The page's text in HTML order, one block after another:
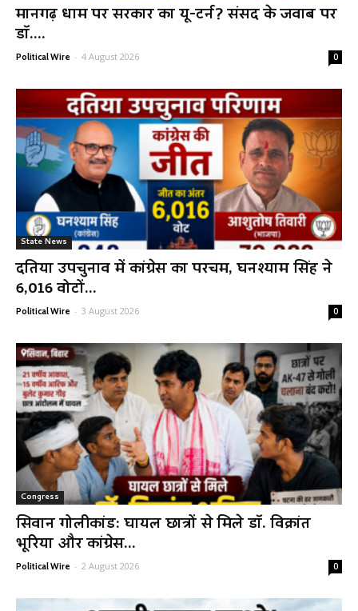
मानगढ़ धाम पर सरकार का यू-टर्न? संसद के जवाब पर
डॉ....
Political Wire - 4 August 2026 0
State News
दतिया उपचुनाव में कांग्रेस का परचम, घनश्याम सिंह ने
6,016 वोटों...
Political Wire - 3 August 2026 0
Congress
सिवान गोलीकांड: घायल छात्रों से मिले डॉ. विक्रांत
भूरिया और कांग्रेस...
Political Wire - 2 August 2026 0